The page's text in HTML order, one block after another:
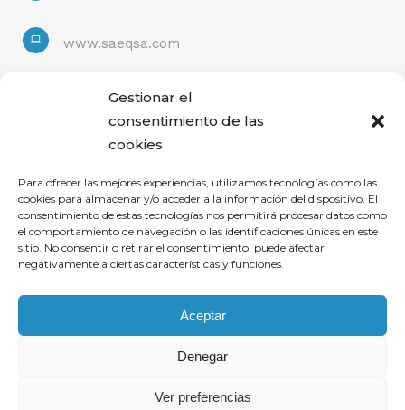
Gestionar el
consentimiento de las
cookies
Para ofrecer las mejores experiencias, utilizamos tecnologías como las
cookies para almacenar y/o acceder a la información del dispositivo. El
consentimiento de estas tecnologías nos permitirá procesar datos como
el comportamiento de navegación o las identificaciones únicas en este
sitio. No consentir o retirar el consentimiento, puede afectar
negativamente a ciertas características y funciones.
Aceptar
Denegar
Ver preferencias
www.saeqsa.com
Linkedin